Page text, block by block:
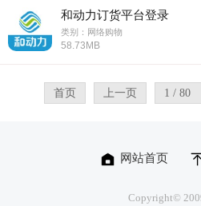
和动力订货平台登录
类别：网络购物
58.73MB
首页 上一页 1 / 80
网站首页
Copyright©